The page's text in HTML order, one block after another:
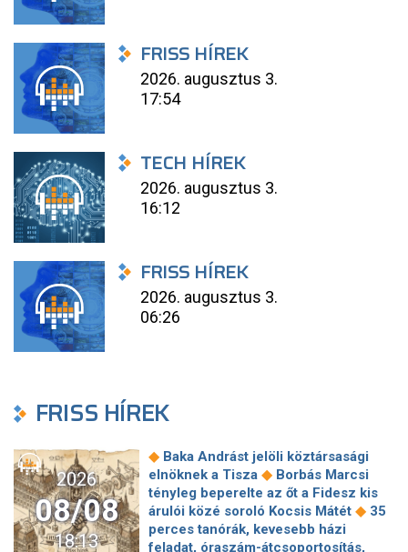
FRISS HÍREK
2026. augusztus 3.
17:54
TECH HÍREK
2026. augusztus 3.
16:12
FRISS HÍREK
2026. augusztus 3.
06:26
FRISS HÍREK
2026
08/08
18:13
◆ Baka Andrást jelöli köztársasági
elnöknek a Tisza ◆ Borbás Marcsi
tényleg beperelte az őt a Fidesz kis
árulói közé soroló Kocsis Mátét ◆ 35
perces tanórák, kevesebb házi
feladat, óraszám-átcsoportosítás,